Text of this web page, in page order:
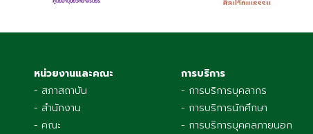
หน่วยงานและคณะ
- สภาสถาบัน
- สำนักงาน
- คณะ
การบริการ
- การบริการบุคลากร
- การบริการนักศึกษา
- การบริการบุคคลภายนอก